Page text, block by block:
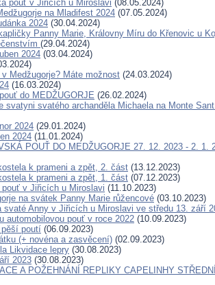
pouť v Jiřicích u Miroslavi (08.05.2024)
na Mladifest 2024 (07.05.2024)
2024 (30.04.2024)
Panny Marie, Královny Míru do Křenovic u
(29.04.2024)
2024 (03.04.2024)
Medžugorje? Máte možnost (24.03.2024)
(16.03.2024)
do MEDŽUGORJE (26.02.2024)
svatého archanděla Michaela na Monte
2024 (29.01.2024)
2024 (11.01.2024)
POUŤ DO MEDŽUGORJE 27. 12. 2023 - 2. 1.
k prameni a zpět, 2. část (13.12.2023)
k prameni a zpět, 1. část (07.12.2023)
v Jiřicích u Miroslavi (11.10.2023)
na svátek Panny Marie růžencové (03.10.2023)
svaté Anny v Jiřicích u Miroslavi ve středu 13. září
automobilovou pouť v roce 2022 (10.09.2023)
poutí (06.09.2023)
(+ novéna a zasvěcení) (02.09.2023)
Likvidace lepry (30.08.2023)
2023 (30.08.2023)
A POŽEHNÁNÍ REPLIKY CAPELINHY